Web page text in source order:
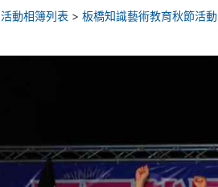
活動相簿列表 > 板橋知識藝術教育秋節活動